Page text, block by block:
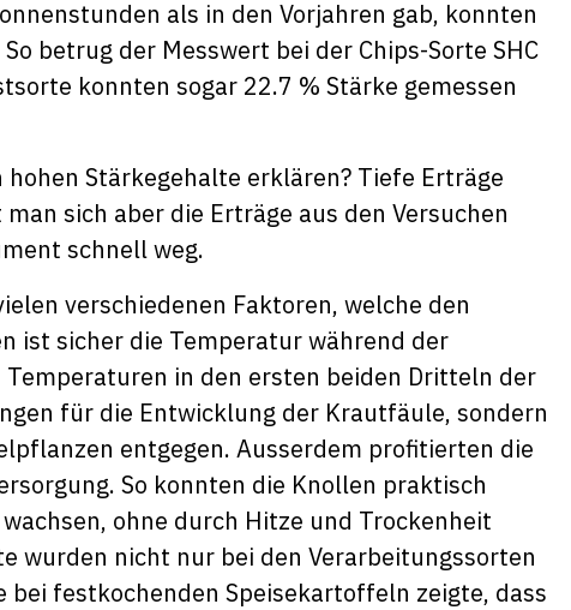
als in den Vorjahren gab, konnten
betrug der Messwert bei der Chips-Sorte SHC
konnten sogar 22.7 % Stärke gemessen
Stärkegehalte erklären? Tiefe Erträge
sich aber die Erträge aus den Versuchen
schnell weg.
verschiedenen Faktoren, welche den
ist sicher die Temperatur während der
in den ersten beiden Dritteln der
für die Entwicklung der Krautfäule, sondern
entgegen. Ausserdem profitierten die
So konnten die Knollen praktisch
ohne durch Hitze und Trockenheit
wurden nicht nur bei den Verarbeitungssorten
festkochenden Speisekartoffeln zeigte, dass